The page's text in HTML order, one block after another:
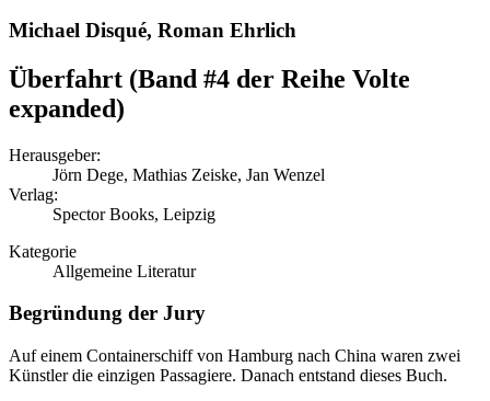
Michael Disqué, Roman Ehrlich
Überfahrt (Band #4 der Reihe Volte
expanded)
Herausgeber:
Jörn Dege, Mathias Zeiske, Jan Wenzel
Verlag:
Spector Books, Leipzig
Kategorie
Allgemeine Literatur
Begründung der Jury
Auf einem Containerschiff von Hamburg nach China waren zwei
Künstler die einzigen Passagiere. Danach entstand dieses Buch.